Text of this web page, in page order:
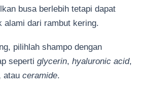
busa berlebih tetapi dapat
alami dari rambut kering.
pilihlah shampo dengan
seperti glycerin, hyaluronic acid,
atau ceramide.